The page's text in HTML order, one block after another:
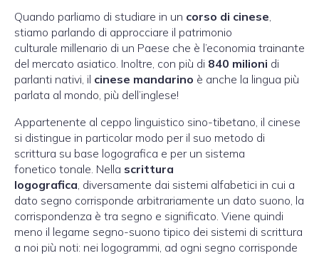
Quando parliamo di studiare in un corso di cinese
stiamo parlando di approcciare il patrimonio
culturale millenario di un Paese che è l’economia trainante
del mercato asiatico. Inoltre, con più di 840 milioni di
parlanti nativi, il cinese mandarino è anche la lingua più
parlata al mondo, più dell’inglese!
Appartenente al ceppo linguistico sino-tibetano, il cinese
si distingue in particolar modo per il suo metodo di
scrittura su base logografica e per un sistema
fonetico tonale. Nella scrittura
logografica , diversamente dai sistemi alfabetici in cui a
dato segno corrisponde arbitrariamente un dato suono, la
corrispondenza è tra segno e significato. Viene quindi
meno il legame segno-suono tipico dei sistemi di scrittura
a noi più noti: nei logogrammi, ad ogni segno corrisponde